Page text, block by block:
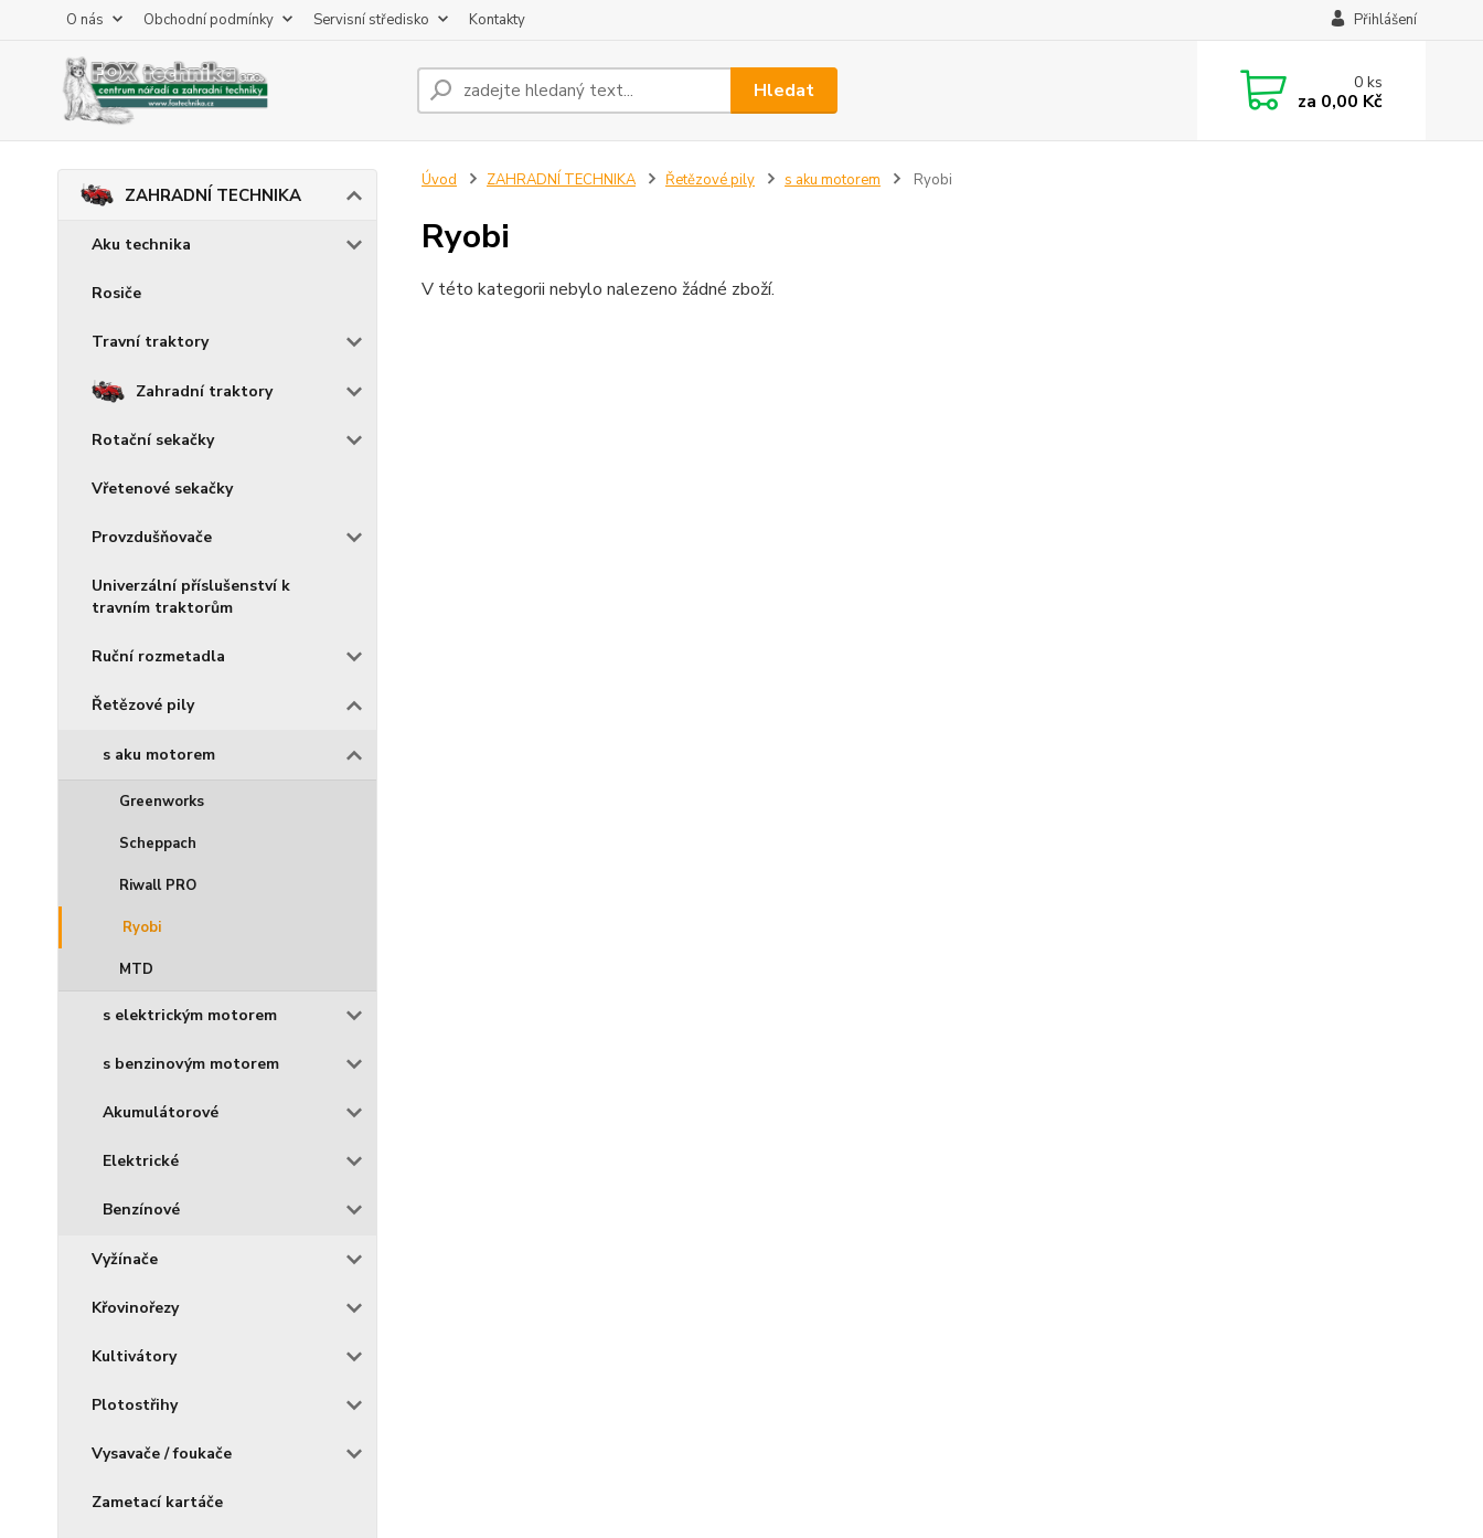
O nás Obchodní podmínky Servisní středisko Kontakty Přihlášení
Hledat 0ks
za 0,00 Kč
ZAHRADNÍ TECHNIKA
Aku technika
Rosiče
Travní traktory
Zahradní traktory
Rotační sekačky
Vřetenové sekačky
Provzdušňovače
Univerzální příslušenství k
travním traktorům
Ruční rozmetadla
Řetězové pily
s aku motorem
Greenworks
Scheppach
Riwall PRO
Ryobi
MTD
s elektrickým motorem
s benzinovým motorem
Akumulátorové
Elektrické
Benzínové
Vyžínače
Křovinořezy
Kultivátory
Plotostřihy
Vysavače / foukače
Zametací kartáče
Úvod ZAHRADNÍ TECHNIKA Řetězové pily s aku motorem Ryobi
Ryobi
V této kategorii nebylo nalezeno žádné zboží.